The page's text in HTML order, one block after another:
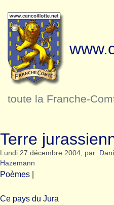
toute la Franche-
Terre
Lundi 27 décembre 2004, par
Hazemann
Poèmes
Ce pays du Jura